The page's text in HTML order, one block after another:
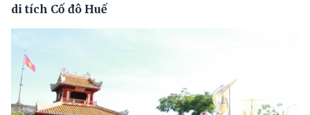
di tích Cố đô Huế